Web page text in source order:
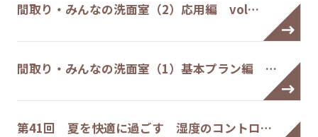
間取り・みんなの洗面室（2）応用編 vol…
間取り・みんなの洗面室（1）基本プラン編 …
第41回 夏を快適に過ごす 湿度のコントロ…